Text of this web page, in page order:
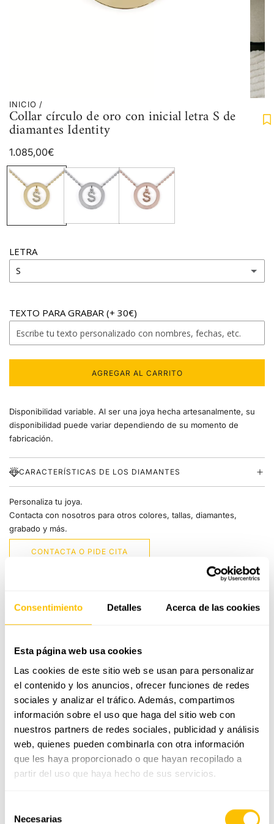
Consentimiento Detalles Acerca de las cookies
Esta página web usa cookies
Las cookies de este sitio web se usan para personalizar
el contenido y los anuncios, ofrecer funciones de redes
sociales y analizar el tráfico. Además, compartimos
información sobre el uso que haga del sitio web con
nuestros partners de redes sociales, publicidad y análisis
web, quienes pueden combinarla con otra información
que les haya proporcionado o que hayan recopilado a
partir del uso que haya hecho de sus servicios.
Necesarias
INICIO /
Collar círculo de oro con inicial letra S de
diamantes Identity
Precio
regular
1.085,00€
LETRA
S
D
E
F
G
H
I
N
O
P
R
TEXTO PARA GRABAR (+ 30€)
AGREGAR AL CARRITO
C
A
G
A
O
.
Disponibilidad variable. Al ser una joya hecha artesanalmente, su
disponibilidad puede variar dependiendo de su momento de
fabricación.
CARACTERÍSTICAS DE LOS DIAMANTES
Personaliza tu joya.
Contacta con nosotros para otros colores, tallas, diamantes,
grabado y más.
CONTACTA O PIDE CITA
Hecho en nuestro propio taller
Servicio integral gratuito de por vida
GUÍA DE TALLAS
ENVÍO Y DEVOLUCIONES
CALIDAD Y GARANTÍA
Collar con letra S de diamantes dentro de un
círculo de oro Identity
Este collar de oro es personalizable con grabado. Esta joya